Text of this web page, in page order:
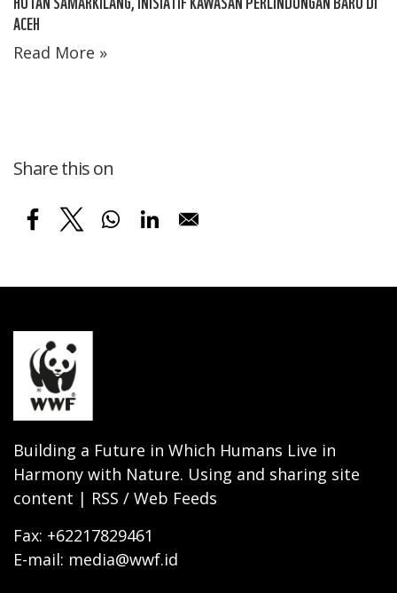
ACEH
Read More »
Share this on
Building a Future in Which Humans Live in
Harmony with Nature. Using and sharing site
content | RSS / Web Feeds
Fax: +62217829461
E-mail: media@wwf.id